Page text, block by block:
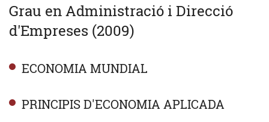
Grau en Administració i Direcció
d'Empreses (2009)
ECONOMIA MUNDIAL
PRINCIPIS D'ECONOMIA APLICADA